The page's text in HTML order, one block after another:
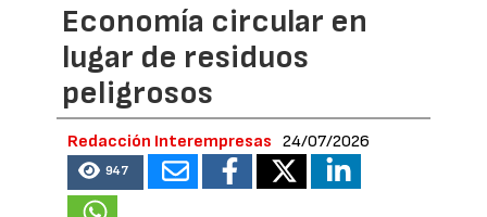
Economía circular en
lugar de residuos
peligrosos
Redacción Interempresas 24/07/2026
947